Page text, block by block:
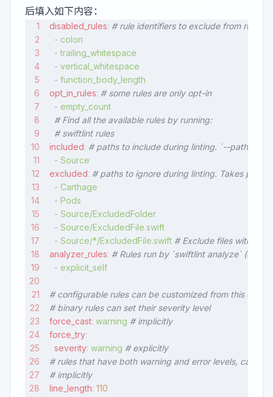
后填入如下内容：
disabled_rules: # rule identifiers to exclude from running
  -
colon
  -
trailing_whitespace
  -
vertical_whitespace
  -
function_body_length
opt_in_rules: # some rules are only opt-in
  -
empty_count
  # Find all the available rules by running:
  # swiftlint rules
included: # paths to include during linting. `--path` is
  -
Source
excluded: # paths to ignore during linting. Takes
  -
Carthage
  -
Pods
  -
Source/ExcludedFolder
  -
Source/ExcludedFile.swift
  -
Source/*/ExcludedFile.swift # Exclude files with a
analyzer_rules: # Rules run by `swiftlint analyze`
  -
explicit_self
# configurable rules can be customized from this
# binary rules can set their severity level
force_cast: warning # implicitly
force_try:
  severity
: warning # explicitly
# rules that have both warning and error levels, can set
# implicitly
line_length: 110